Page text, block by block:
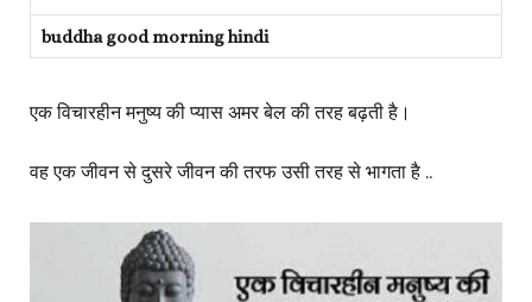
buddha good morning hindi
एक विचारहीन मनुष्य की प्यास अमर बेल की तरह बढ़ती है।
वह एक जीवन से दुसरे जीवन की तरफ उसी तरह से भागता है ..